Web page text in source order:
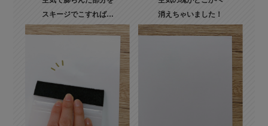
スキージでこすれば…
消えちゃいました！